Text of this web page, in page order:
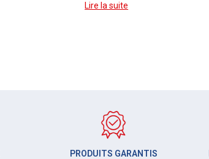
Lire la suite
PRODUITS GARANTIS